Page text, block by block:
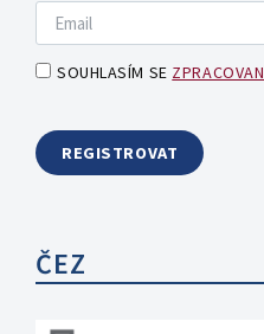
SOUHLASÍM SE
ČEZ